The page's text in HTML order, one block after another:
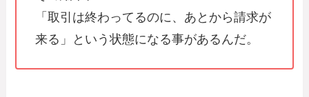
「取引は終わってるのに、あとから請求が
来る」という状態になる事があるんだ。